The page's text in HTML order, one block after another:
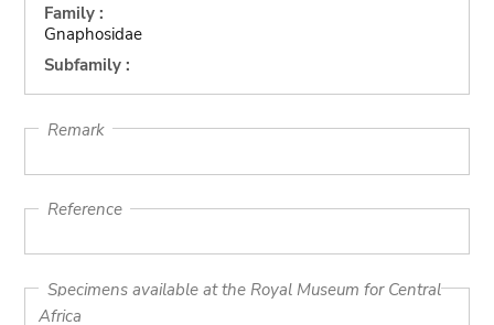
Family :
Gnaphosidae
Subfamily :
Remark
Reference
Specimens available at the Royal Museum for Central
Africa